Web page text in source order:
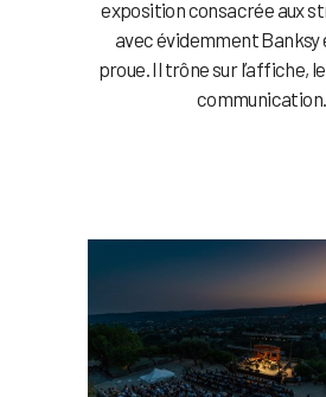
exposition consacrée aux
avec évidemment Banksy
proue. Il trône sur l’affiche,